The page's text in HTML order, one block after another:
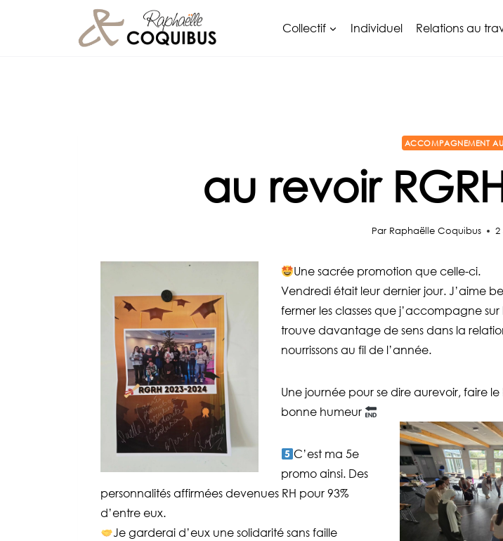
Collectif Individuel Relations au
ACCOMPAGNEMENT
au revoir
Par Raphaëlle Coquibus 2
Une sacrée promotion que celle-ci.
Vendredi était leur dernier jour. J’aime
fermer les classes que j’accompagne
trouve davantage de sens dans la
nourrissons au fil de l’année.
Une journée pour se dire aurevoir, faire
bonne humeur
C’est ma 5e
promo ainsi. Des
personnalités affirmées devenues RH pour 93%
d’entre eux.
Je garderai d’eux une solidarité sans faille